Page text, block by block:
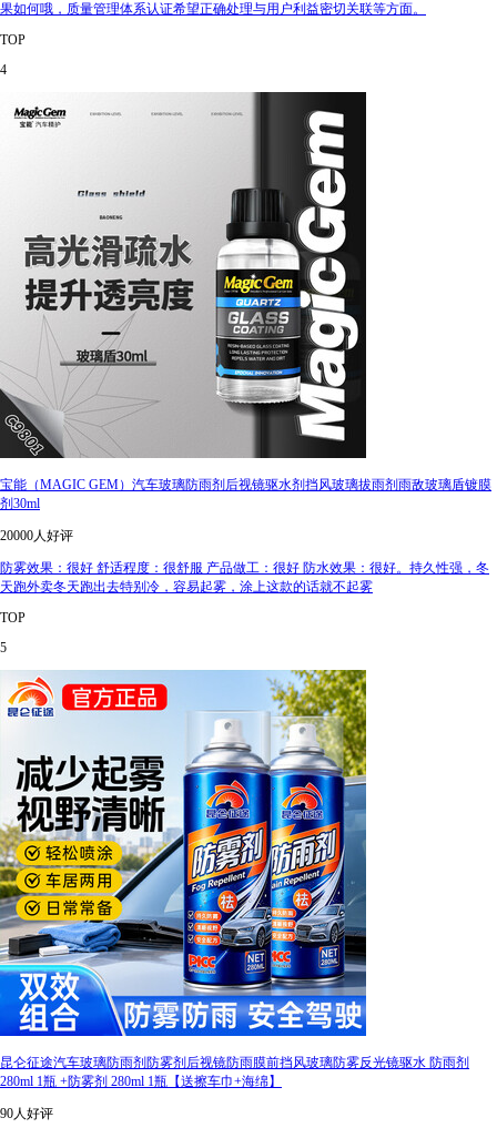
果如何哦，质量管理体系认证希望正确处理与用户利益密切关联等方面。
TOP
4
宝能（MAGIC GEM）汽车玻璃防雨剂后视镜驱水剂挡风玻璃拔雨剂雨敌玻璃盾镀膜
剂30ml
20000人好评
防雾效果：很好 舒适程度：很舒服 产品做工：很好 防水效果：很好。持久性强，冬
天跑外卖冬天跑出去特别冷，容易起雾，涂上这款的话就不起雾
TOP
5
昆仑征途汽车玻璃防雨剂防雾剂后视镜防雨膜前挡风玻璃防雾反光镜驱水 防雨剂
280ml 1瓶 +防雾剂 280ml 1瓶【送擦车巾+海绵】
90人好评